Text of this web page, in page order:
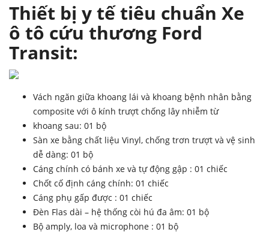
Thiết bị y tế tiêu chuẩn Xe
ô tô cứu thương Ford
Transit:
Vách ngăn giữa khoang lái và khoang bệnh nhân bằng
composite với ô kính trượt chống lây nhiễm từ
khoang sau: 01 bộ
Sàn xe bằng chất liệu Vinyl, chống trơn trượt và vệ sinh
dễ dàng: 01 bộ
Cáng chính có bánh xe và tự động gập : 01 chiếc
Chốt cố định cáng chính: 01 chiếc
Cáng phụ gấp được : 01 chiếc
Đèn Flas dài – hệ thống còi hú đa âm: 01 bộ
Bộ amply, loa và microphone : 01 bộ